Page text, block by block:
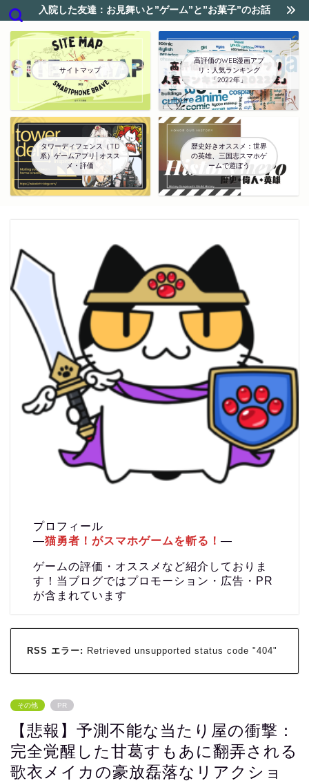
入院した友達：お見舞いと”ゲーム”と”お菓子”のお話
サイトマップ
高評価のWEB漫画アプ
リ：人気ランキング
「2022年」
タワーディフェンス（TD
系）ゲームアプリ│オスス
メ・評価
歴史好きオススメ：世界
の英雄、三国志スマホゲ
ームで遊ぼう
プロフィール
―猫勇者！がスマホゲームを斬る！―
ゲームの評価・オススメなど紹介しておりま
す！当ブログではプロモーション・広告・PR
が含まれています
RSS エラー: Retrieved unsupported status code "404"
その他 PR
【悲報】予測不能な当たり屋の衝撃：
完全覚醒した甘葛すもあに翻弄される
歌衣メイカの豪放磊落なリアクショ